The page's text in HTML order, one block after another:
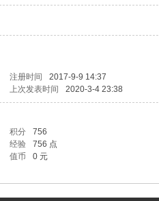
注册时间 2017-9-9 14:37
上次发表时间 2020-3-4 23:38
积分 756
经验 756 点
值币 0 元